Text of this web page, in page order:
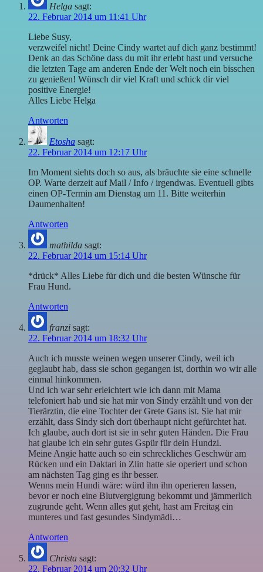
Helga sagt:
22. Februar 2014 um 11:41 Uhr
Liebe Susy,
verzweifel nicht! Deine Cindy wartet auf dich ganz bestimmt!
Denk an das Schöne dass du mit ihr erlebt hast und versuche
die letzten Tage am anderen Ende der Welt noch ein bisschen
zu genießen! Wünsch dir viel Kraft und schick dir viel
positive Energie!
Alles Liebe Helga
Antworten
Etosha sagt:
22. Februar 2014 um 12:17 Uhr
Im Moment siehts doch so aus, als bräuchte sie eine schnelle
OP. Warte derzeit auf Mail / Info / irgendwas. Eventuell gibts
einen OP-Termin am Dienstag um 11. Bitte weiterhin
Daumenhalten!
Antworten
mathilda sagt:
22. Februar 2014 um 15:14 Uhr
*drück* Alles Liebe für dich und die besten Wünsche für
Frau Hund.
Antworten
franzi sagt:
22. Februar 2014 um 18:32 Uhr
Auch ich musste weinen wegen unserer Cindy, weil ich
geglaubt hab, dass sie schon gegangen ist, dorthin wo wir alle
einmal hinkommen.
Und ich war sehr erleichtert wie ich dann mit Mama
telefoniert hab und sie hat mir von Sindy erzählt und von der
Tierärztin, die eine Tochter der Grete Gans ist. Sie hat mir
erzählt, dass Sindy sich dort überhaupt nicht gefürchtet hat.
Ich glaube, auch dort ist sie in sehr guten Händen. Die Frau
hat glaube ich ein sehr gutes Gspür für dein Hundzi.
Meine Angie hatte auch so ein schreckliches Geschwür am
Rücken und ein Daktari in Zlin hatte sie operiert und schon
am nächsten Tag ging es ihr besser.
Wenns mein Hundi wäre: würd ihn ihn operieren lassen,
bevor er noch eine Blutvergigtung bekommt und jämmerlich
zugrunde geht. Wenn alles gut geht, hast am Freitag ein
munteres und fast gesundes Sindymädi…
Antworten
Christa sagt:
22. Februar 2014 um 20:32 Uhr